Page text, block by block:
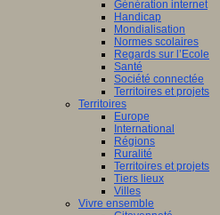
Génération internet
Handicap
Mondialisation
Normes scolaires
Regards sur l’Ecole
Santé
Société connectée
Territoires et projets
Territoires
Europe
International
Régions
Ruralité
Territoires et projets
Tiers lieux
Villes
Vivre ensemble